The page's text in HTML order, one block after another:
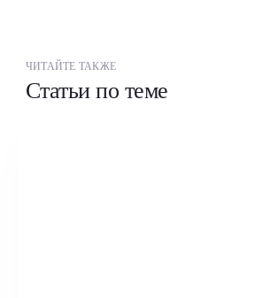
ЧИТАЙТЕ ТАКЖЕ
Статьи по теме